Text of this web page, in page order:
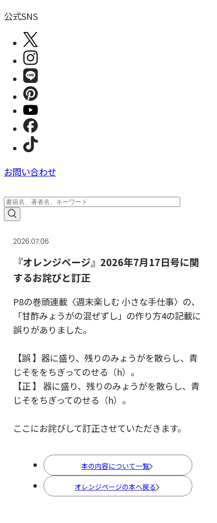
公式SNS
お問い合わせ
2026.07.06
『オレンジページ』2026年7月17日号に関
するお詫びと訂正
P8の巻頭連載〈週末楽しむ 小さな手仕事〉の、
「甘酢みょうがの混ぜずし」の作り方4の記載に
誤りがありました。
【誤 】器に盛り、残りのみょうがを散らし、青
じそををちぎってのせる（h）。
【正 】 器に盛り、残りのみょうがを散らし、青
じそをちぎってのせる（h）。
ここにお詫びして訂正させていただきます。
本の内容について一覧
オレンジページの本へ戻る